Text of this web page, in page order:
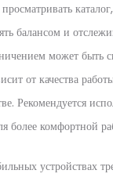
балансом и
может быть
от качества
Рекомендуется
более комфортной
устройствах